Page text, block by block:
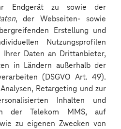
Endgerät zu sowie der
, der Webseiten- sowie
Erstellung und
Nutzungsprofilen
Ihrer Daten an Drittanbieter,
in Ländern außerhalb der
(DSGVO Art. 49).
Retargeting und zur
Inhalten und
der Telekom MMS, auf
zu eigenen Zwecken von
eine Auswahl: